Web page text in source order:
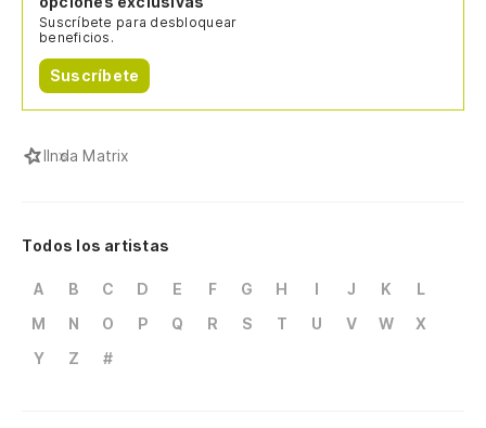
Suscríbete para desbloquear
beneficios.
Suscríbete
IInda Matrix
Todos los artistas
A B C D E F G H I J K
L
M
N O P Q R S T U V W
X
Y
Z #